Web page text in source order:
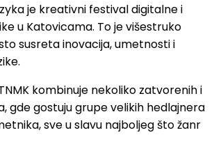
je kreativni festival digitalne i
u Katovicama. To je višestruko
susreta inovacija, umetnosti i
kombinuje nekoliko zatvorenih i
gde gostuju grupe velikih hedlajnera
sve u slavu najboljeg što žanr